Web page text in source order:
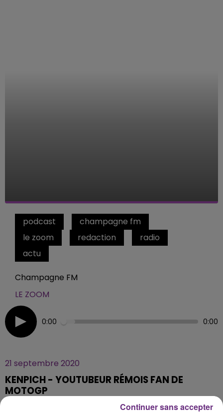
podcast
champagne fm
le zoom
redaction
radio
actu
Champagne FM
LE ZOOM
0:00 0:00
21 septembre 2020
KENPICH - YOUTUBEUR RÉMOIS FAN DE
MOTOGP
Continuer sans accepter